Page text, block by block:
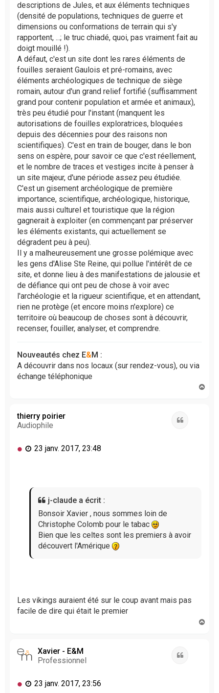
descriptions de Jules, et aux éléments techniques
(densité de populations, techniques de guerre et
dimensions ou conformations de terrain qui s'y
rapportent, ...; le truc chiadé, quoi, pas vraiment fait au
doigt mouillé !).
A défaut, c'est un site dont les rares éléments de
fouilles seraient Gaulois et pré-romains, avec
éléments archéologiques de technique de siège
romain, autour d'un grand relief fortifié (suffisamment
grand pour contenir population et armée et animaux),
très peu étudié pour l'instant (manquent les
autorisations de fouilles exploratrices, bloquées
depuis des décennies pour des raisons non
scientifiques). C'est en train de bouger, dans le bon
sens on espère, pour savoir ce que c'est réellement,
et le nombre de traces et vestiges incite à penser à
un site majeur, d'une période assez peu étudiée.
C'est un gisement archéologique de première
importance, scientifique, archéologique, historique,
mais aussi culturel et touristique que la région
gagnerait à exploiter (en commençant par préserver
les éléments existants, qui actuellement se
dégradent peu à peu).
Il y a malheureusement une grosse polémique avec
les gens d'Alise Ste Reine, qui pollue l'intérêt de ce
site, et donne lieu à des manifestations de jalousie et
de défiance qui ont peu de chose à voir avec
l'archéologie et la rigueur scientifique, et en attendant,
rien ne protège (et encore moins n'explore) ce
territoire où beaucoup de choses sont à découvrir,
recenser, fouiller, analyser, et comprendre.
Nouveautés chez E&M :
A découvrir dans nos locaux (sur rendez-vous), ou via
échange téléphonique
thierry poirier
Audiophile
M 23 janv. 2017, 23:48
j-claude a écrit :
Bonsoir Xavier , nous sommes loin de
Christophe Colomb pour le tabac
Bien que les celtes sont les premiers à avoir
découvert l'Amérique
Les vikings auraient été sur le coup avant mais pas
facile de dire qui était le premier
Xavier - E&M
Professionnel
M 23 janv. 2017, 23:56